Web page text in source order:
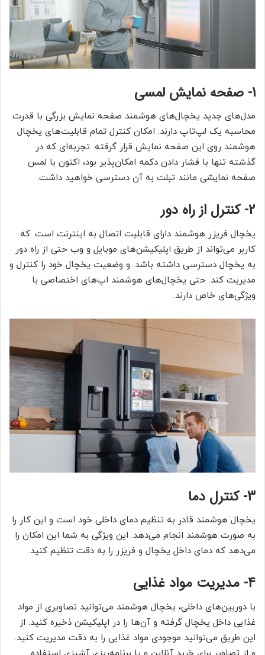
1- صفحه نمایش لمسی
مدل‌های جدید یخچال‌های هوشمند صفحه نمایش بزرگی با قدرت
محاسبه یک لپ‌تاپ دارند. امکان کنترل تمام قابلیت‌های یخچال‌
هوشمند روی این صفحه نمایش قرار گرفته. تجربه‌ای که در
گذشته تنها با فشار دادن دکمه امکان‌پذیر بود، اکنون با لمس
صفحه نمایشی مانند تبلت به آن دسترسی خواهید داشت.
2- کنترل از راه دور
یخچال فریزر هوشمند دارای قابلیت اتصال به اینترنت است. که
کاربر می‌تواند از طریق اپلیکیشن‌های موبایل و وب حتی از راه دور
به یخچال دسترسی داشته باشد. و وضعیت یخچال خود را کنترل و
مدیریت کند. حتی یخچال‌های هوشمند اپ‌های اختصاصی با
ویژگی‌های خاص دارند.
3- کنترل دما
یخچال هوشمند قادر به تنظیم دمای داخلی خود است و این کار را
به صورت هوشمند انجام می‌دهد. این ویژگی به شما این امکان را
می‌دهد که دمای داخل یخچال و فریزر را به دقت تنظیم کنید.
4- مدیریت مواد غذایی
با دوربین‌های داخلی، یخچال هوشمند می‌توانید تصاویری از مواد
غذایی داخل یخچال گرفته و آن‌ها را در اپلیکیشن ذخیره کنید. از
این طریق می‌توانید موجودی مواد غذایی را به دقت مدیریت کنید.